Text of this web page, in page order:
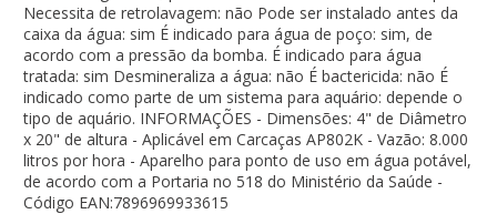
Necessita de retrolavagem: não Pode ser instalado antes da
caixa da água: sim É indicado para água de poço: sim, de
acordo com a pressão da bomba. É indicado para água
tratada: sim Desmineraliza a água: não É bactericida: não É
indicado como parte de um sistema para aquário: depende o
tipo de aquário. INFORMAÇÕES - Dimensões: 4" de Diâmetro
x 20" de altura - Aplicável em Carcaças AP802K - Vazão: 8.000
litros por hora - Aparelho para ponto de uso em água potável,
de acordo com a Portaria no 518 do Ministério da Saúde -
Código EAN:7896969933615